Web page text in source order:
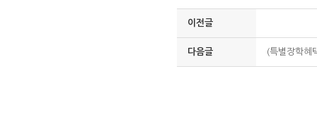
이전글
다음글 (특별장학혜